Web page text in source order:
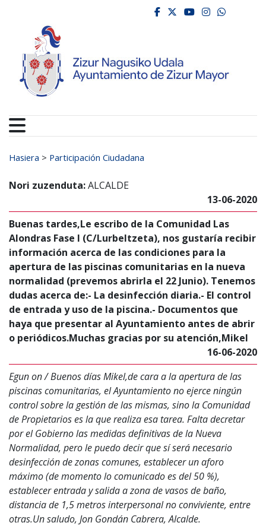
Ayuntamiento de
facebook
twitter
youtube
Search for:
Hasiera > Participación Ciudadana
Nori zuzenduta:ALCALDE
13-06-2020
Buenas tardes,Le escribo de la Comunidad Las
Alondras Fase I (C/Lurbeltzeta), nos gustaría recibir
información acerca de las condiciones para la
apertura de las piscinas comunitarias en la nueva
normalidad (prevemos abrirla el 22 Junio). Tenemos
dudas acerca de:- La desinfección diaria.- El control
de entrada y uso de la piscina.- Documentos que
haya que presentar al Ayuntamiento antes de abrir
o periódicos.Muchas gracias por su atención,Mikel
16-06-2020
Egun on / Buenos días Mikel,de cara a la apertura de las
piscinas comunitarias, el Ayuntamiento no ejerce ningún
control sobre la gestión de las mismas, sino la Comunidad
de Propietarios es la que realiza esa tarea. Falta decretar
por el Gobierno las medidas definitivas de la Nueva
Normalidad, pero le puedo decir que sí será necesario
desinfección de zonas comunes, establecer un aforo
máximo (de momento lo comunicado es del 50 %),
establecer entrada y salida a zona de vasos de baño,
distancia de 1,5 metros interpersonal no conviviente, entre
otras.Un saludo, Jon Gondán Cabrera, Alcalde.